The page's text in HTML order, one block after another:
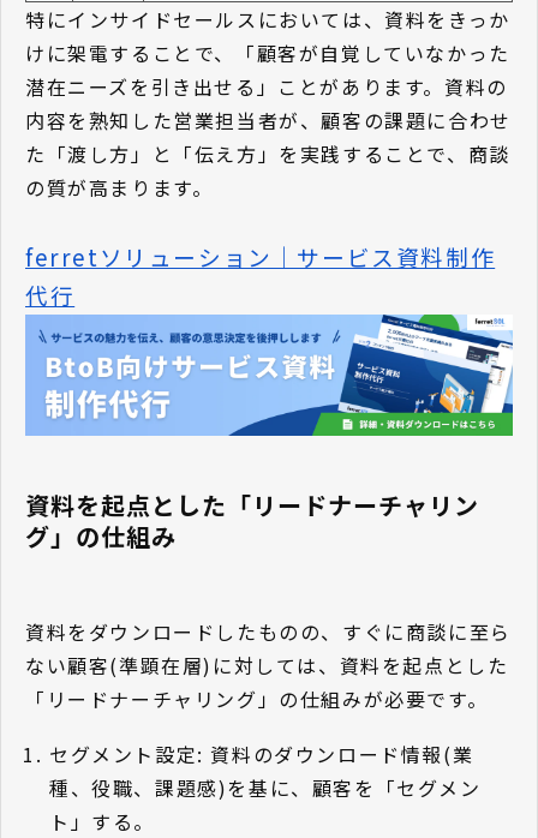
特にインサイドセールスにおいては、資料をきっか
けに架電することで、「顧客が自覚していなかった
潜在ニーズを引き出せる」ことがあります。資料の
内容を熟知した営業担当者が、顧客の課題に合わせ
た「渡し方」と「伝え方」を実践することで、商談
の質が高まります。
ferretソリューション｜サービス資料制作
代行
資料を起点とした「リードナーチャリン
グ」の仕組み
資料をダウンロードしたものの、すぐに商談に至ら
ない顧客(準顕在層)に対しては、資料を起点とした
「リードナーチャリング」の仕組みが必要です。
セグメント設定: 資料のダウンロード情報(業
種、役職、課題感)を基に、顧客を「セグメン
ト」する。